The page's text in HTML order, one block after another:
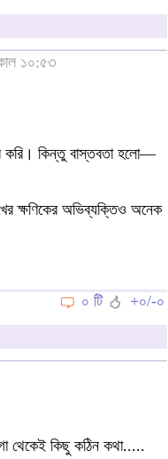
১০:৫৩
করি। কিন্তু বাস্তবতা হলো—
ক্ষণিকের অভিব্যক্তিও অনেক
০ টি
+০/-০
থেকেই কিছু কঠিন কথা.....